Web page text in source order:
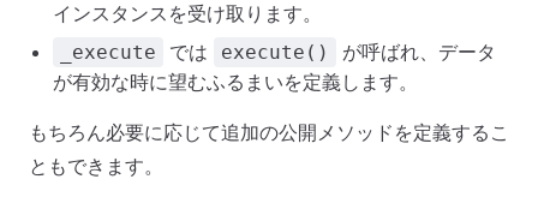
インスタンスを受け取ります。
_execute では execute()
が呼ばれ、データ
が有効な時に望むふるまいを定義します。
もちろん必要に応じて追加の公開メソッドを定義するこ
ともできます。